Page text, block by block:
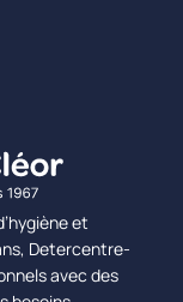
et
Detercentre-
avec des